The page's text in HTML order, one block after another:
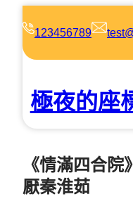
123456789
極夜的座
《情滿四合
厭秦淮茹